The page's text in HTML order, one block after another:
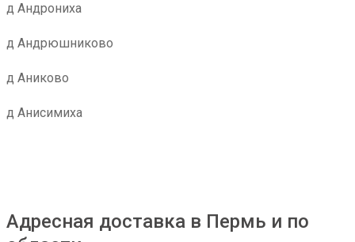
д Андрониха
д Андрюшниково
д Аниково
д Анисимиха
Адресная доставка в Пермь и по